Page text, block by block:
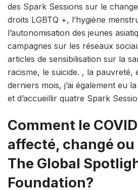
des Spark Sessions sur le
droits LGBTQ +, l’hygiène
l’autonomisation des jeunes
campagnes sur les réseaux
articles de sensibilisation sur la
racisme, le suicide. , la pauvreté,
derniers mois, j’ai également eu
et d’accueillir quatre Spark
Comment le
affecté, changé
The Global
Foundation?